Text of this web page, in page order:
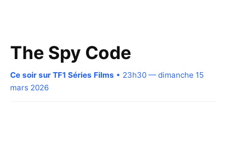
The Spy Code
Ce soir sur TF1 Séries Films • 23h30 — dimanche 15
mars 2026